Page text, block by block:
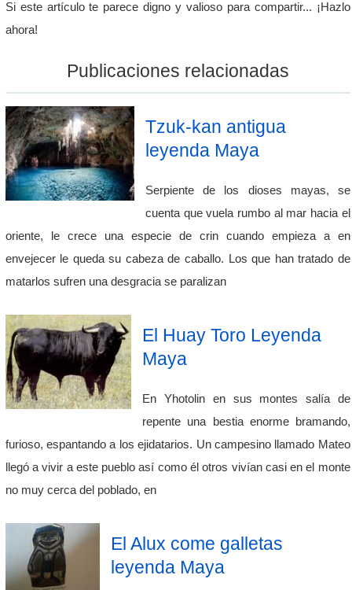
Si este artículo te parece digno y valioso para compartir... ¡Hazlo
ahora!
Publicaciones relacionadas
Tzuk-kan antigua
leyenda Maya
Serpiente de los dioses mayas, se
cuenta que vuela rumbo al mar hacia el
oriente, le crece una especie de crin cuando empieza a en
envejecer le queda su cabeza de caballo. Los que han tratado de
matarlos sufren una desgracia se paralizan
El Huay Toro Leyenda
Maya
En Yhotolin en sus montes salía de
repente una bestia enorme bramando,
furioso, espantando a los ejidatarios. Un campesino llamado Mateo
llegó a vivir a este pueblo así como él otros vivían casi en el monte
no muy cerca del poblado, en
El Alux come galletas
leyenda Maya